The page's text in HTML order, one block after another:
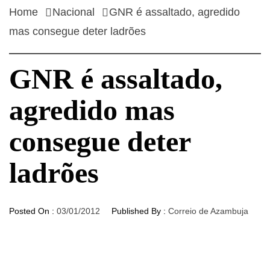
Home Nacional
GNR é assaltado, agredido
mas consegue deter ladrões
GNR é assaltado,
agredido mas
consegue deter
ladrões
Posted On : 03/01/2012 Published By : Correio de Azambuja